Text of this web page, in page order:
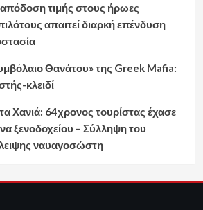
τιμής στους ήρωες
απαιτεί διαρκή επένδυση
Θανάτου» της Greek Mafia:
κλειδί
Χανιά: 64χρονος τουρίστας έχασε
ξενοδοχείου – Σύλληψη του
ναυαγοσώστη